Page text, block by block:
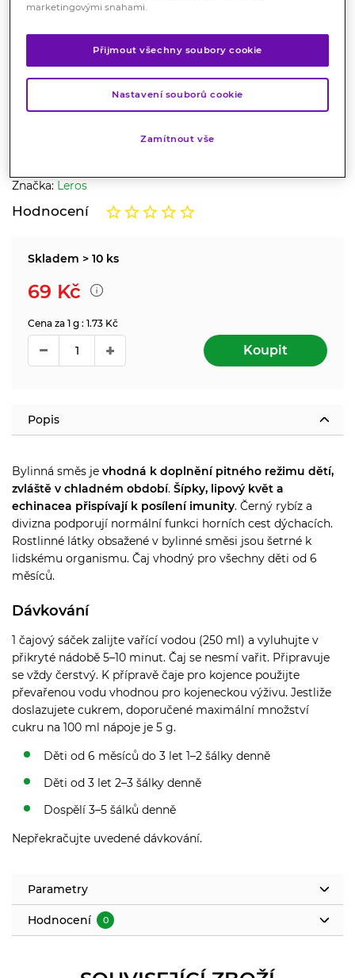
LEROS Dětský čaj cesty dýchací
potraviny
Bylinná směs je vhodná k doplnění pitného režimu dětí,
imunity a podporuje normální funkci horních cest
Značka: Leros
Hodnocení
Skladem > 10 ks
69 Kč
Cena za 1 g : 1.73 Kč
Koupit
Popis
Bylinná směs je vhodná k doplnění pitného režimu dětí,
zvláště v chladném období. Šípky, lipový květ a
echinacea přispívají k posílení imunity. Černý rybíz a
divizna podporují normální funkci horních cest dýchacích.
Rostlinné látky obsažené v bylinné směsi jsou šetrné k
lidskému organismu. Čaj vhodný pro všechny děti od 6
měsíců.
Dávkování
1 čajový sáček zalijte vařící vodou (250 ml) a vyluhujte v
přikryté nádobě 5–10 minut. Čaj se nesmí vařit. Připravuje
se vždy čerstvý. K přípravě čaje pro kojence použijte
převařenou vodu vhodnou pro kojeneckou výživu. Jestliže
doslazujete cukrem, doporučené maximální množství
cukru na 100 ml nápoje je 5 g.
Děti od 6 měsíců do 3 let 1–2 šálky denně
Děti od 3 let 2–3 šálky denně
Dospělí 3–5 šálků denně
Nepřekračujte uvedené dávkování.
Parametry
Hodnocení 0
marketingovými snahami.
Přijmout všechny soubory cookie
Nastavení souborů cookie
Zamítnout vše